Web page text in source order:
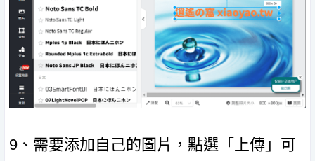
9、需要添加自己的圖片，點選「上傳」可